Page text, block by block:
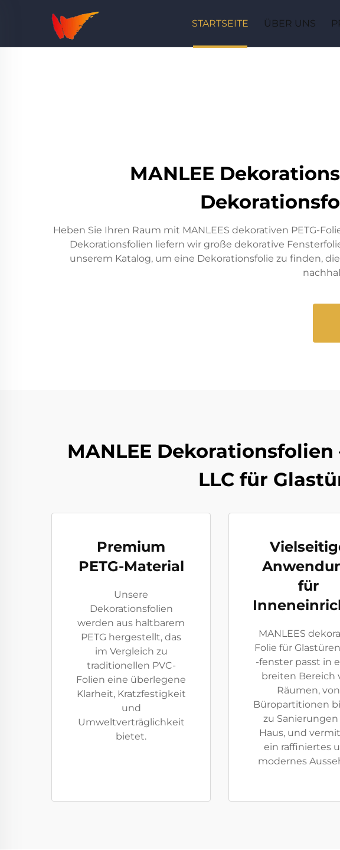
STARTSEITE ÜBER UNS
MANLEE
Heben Sie Ihren Raum mit MANLEES dekorativen PETG-
Dekorationsfolien liefern wir große dekorative
unserem Katalog, um eine Dekorationsfolie zu finden,
MANLEE
LLC für
Premium
PETG-Material
Unsere
Dekorationsfolien
werden aus haltbarem
PETG hergestellt, das
im Vergleich zu
traditionellen PVC-
Folien eine überlegene
Klarheit, Kratzfestigkeit
und
Umweltverträglichkeit
bietet.
für
MANLEES
Folie für
-fenster passt in
breiten Bereich
Räumen, von
Büropartitionen
zu
Haus, und
ein raffiniertes
modernes